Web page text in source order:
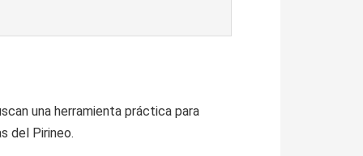
una herramienta práctica para
del Pirineo.